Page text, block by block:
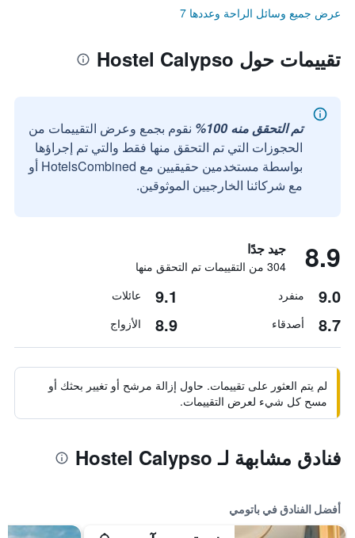
عرض جميع وسائل الراحة وعددها 7
تقييمات حول Hostel Calypso
تم التحقق منه 100%
نقوم بجمع وعرض التقييمات من
الحجوزات التي تم التحقق منها فقط والتي تم إجراؤها
بواسطة مستخدمين حقيقيين مع HotelsCombined أو
مع شركائنا الخارجيين الموثوقين.
8.9 جيد جدًا
304 من التقييمات تم التحقق منها
9.0 منفرد 9.1 عائلات
8.7 أصدقاء 8.9 الأزواج
لم يتم العثور على تقييمات. حاول إزالة مرشح أو تغيير بحثك أو
مسح كل شيء لعرض التقييمات.
فنادق مشابهة لـ Hostel Calypso
أفضل الفنادق في باتومي